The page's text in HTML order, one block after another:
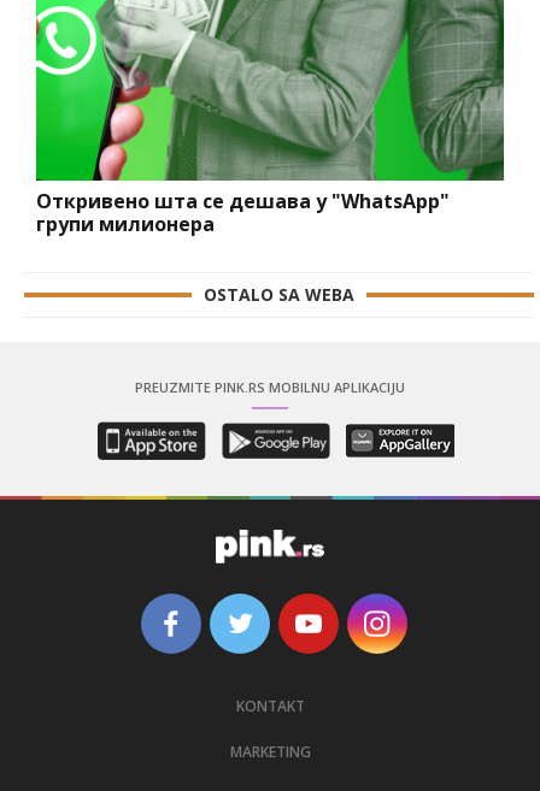
Откривено шта се дешава у "WhatsApp"
групи милионера
OSTALO SA WEBA
PREUZMITE PINK.RS MOBILNU APLIKACIJU
KONTAKT
MARKETING